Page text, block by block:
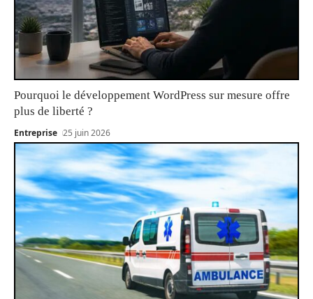
Pourquoi le développement WordPress sur mesure offre
plus de liberté ?
Entreprise 25 juin 2026